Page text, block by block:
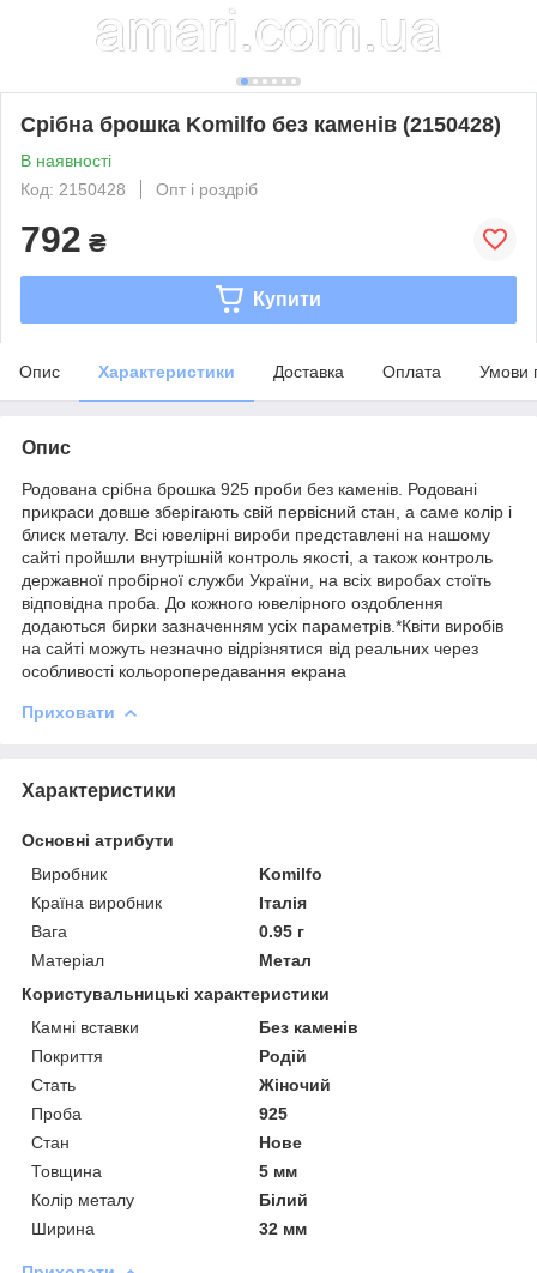
Срібна брошка Komilfo без каменів (2150428)
В наявності
Код: 2150428
Опт і роздріб
792 ₴
Купити
Опис Характеристики Доставка Оплата Умови
Опис
Родована срібна брошка 925 проби без каменів. Родовані
прикраси довше зберігають свій первісний стан, а саме колір і
блиск металу. Всі ювелірні вироби представлені на нашому
сайті пройшли внутрішній контроль якості, а також контроль
державної пробірної служби України, на всіх виробах стоїть
відповідна проба. До кожного ювелірного оздоблення
додаються бирки зазначенням усіх параметрів.*Квіти виробів
на сайті можуть незначно відрізнятися від реальних через
особливості кольоропередавання екрана
Приховати
Характеристики
Основні атрибути
Виробник
Komilfo
Країна виробник
Італія
Вага
0.95 г
Матеріал
Метал
Користувальницькі характеристики
Камні вставки
Без каменів
Покриття
Родій
Стать
Жіночий
Проба
925
Стан
Нове
Товщина
5 мм
Колір металу
Білий
Ширина
32 мм